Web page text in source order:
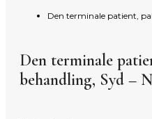
Den terminale patient,
Den terminale
behandling, Syd –